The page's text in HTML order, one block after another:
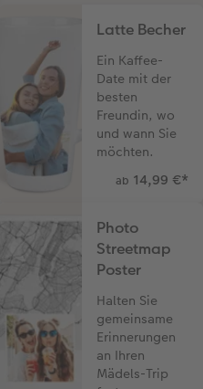
Latte Becher
Ein Kaffee-
Date mit der
besten
Freundin, wo
und wann Sie
möchten.
ab 14,99 €*
Photo
Streetmap
Poster
Halten Sie
gemeinsame
Erinnerungen
an Ihren
Mädels-Trip